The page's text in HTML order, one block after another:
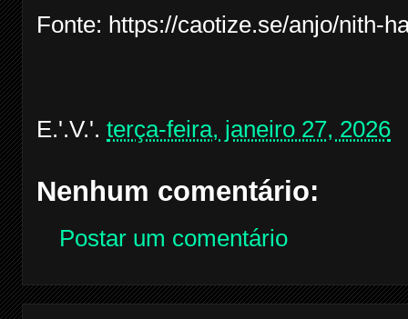
Fonte: https://caotize.se/anjo/nith-
E.'.V.'. terça-feira, janeiro 27, 2026
Nenhum comentário:
Postar um comentário